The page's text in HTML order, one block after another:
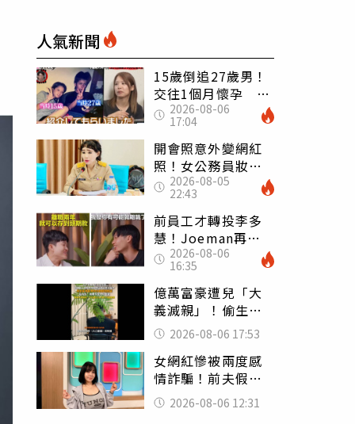
人氣新聞
15歲倒追27歲男！
交往1個月懷孕 36
歲當阿嬤故事曝光
2026-08-06
17:04
開會照意外變網紅
照！女公務員妝容
掀2千則留言 本人
怒嗆：化妝有錯嗎
2026-08-05
22:43
前員工才轉投李多
慧！Joeman再談
建文爆紅 認「很
清楚他的價值」
2026-08-06
16:35
億萬富豪遭兒「大
義滅親」！偷生子
怕曝光 竟盜鄰居
身份辦假證落戶
2026-08-06 17:53
女網紅慘被兩度感
情詐騙！前夫假割
頸詐光200萬再遇假
富商「養套殺2000
2026-08-06 12:31